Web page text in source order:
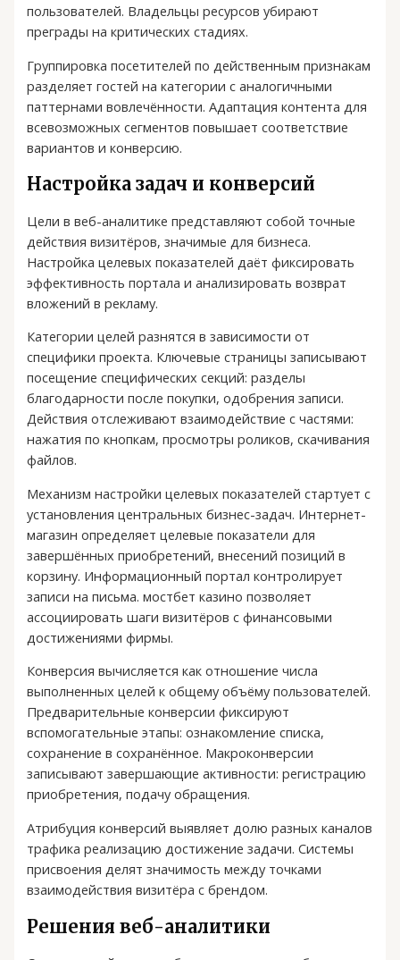
пользователей. Владельцы ресурсов убирают
преграды на критических стадиях.
Группировка посетителей по действенным признакам
разделяет гостей на категории с аналогичными
паттернами вовлечённости. Адаптация контента для
всевозможных сегментов повышает соответствие
вариантов и конверсию.
Настройка задач и конверсий
Цели в веб-аналитике представляют собой точные
действия визитёров, значимые для бизнеса.
Настройка целевых показателей даёт фиксировать
эффективность портала и анализировать возврат
вложений в рекламу.
Категории целей разнятся в зависимости от
специфики проекта. Ключевые страницы записывают
посещение специфических секций: разделы
благодарности после покупки, одобрения записи.
Действия отслеживают взаимодействие с частями:
нажатия по кнопкам, просмотры роликов, скачивания
файлов.
Механизм настройки целевых показателей стартует с
установления центральных бизнес-задач. Интернет-
магазин определяет целевые показатели для
завершённых приобретений, внесений позиций в
корзину. Информационный портал контролирует
записи на письма. мостбет казино позволяет
ассоциировать шаги визитёров с финансовыми
достижениями фирмы.
Конверсия вычисляется как отношение числа
выполненных целей к общему объёму пользователей.
Предварительные конверсии фиксируют
вспомогательные этапы: ознакомление списка,
сохранение в сохранённое. Макроконверсии
записывают завершающие активности: регистрацию
приобретения, подачу обращения.
Атрибуция конверсий выявляет долю разных каналов
трафика реализацию достижение задачи. Системы
присвоения делят значимость между точками
взаимодействия визитёра с брендом.
Решения веб-аналитики